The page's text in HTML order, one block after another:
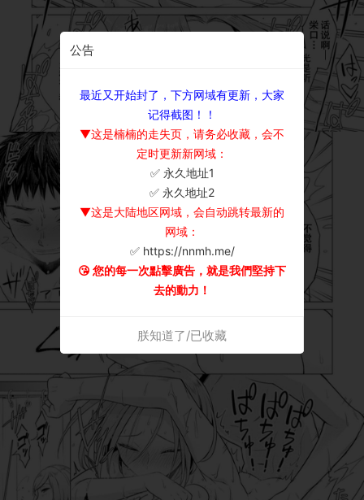
公告
最近又开始封了，下方网域有更新，大家
记得截图！！
▼这是楠楠的走失页，请务必收藏，会不
定时更新新网域：
✅ 永久地址1
✅ 永久地址2
▼这是大陆地区网域，会自动跳转最新的
网域：
✅ https://nnmh.me/
😘 您的每一次點擊廣告，就是我們堅持下
去的動力！
朕知道了/已收藏